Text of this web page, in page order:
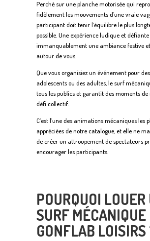
Perché sur une planche motorisée qui
fidèlement les mouvements d’une vraie
participant doit tenir l’équilibre le plus
possible. Une expérience ludique et
immanquablement une ambiance festive
autour de vous.
Que vous organisiez un événement pour
adolescents ou des adultes, le surf
tous les publics et garantit des moments
défi collectif.
C’est l’une des animations mécaniques les
appréciées de notre catalogue, et elle ne
de créer un attroupement de spectateurs
encourager les participants.
POURQUOI LOUER
SURF
GONFLAB LOISIRS